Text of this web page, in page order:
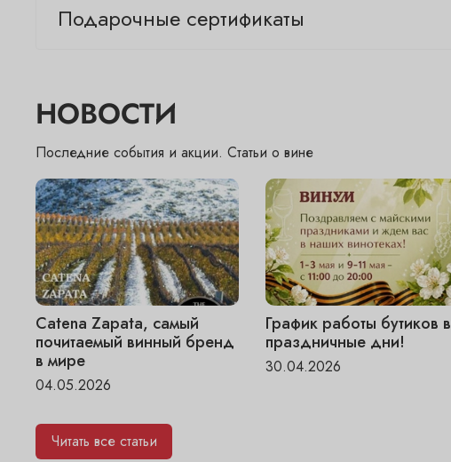
Подарочные сертификаты
НОВОСТИ
Последние события и акции. Статьи о вине
Catena Zapata, самый
почитаемый винный бренд
в мире
04.05.2026
График работы бутиков в
праздничные дни!
30.04.2026
Читать все статьи